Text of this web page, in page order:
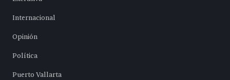
Internacional
Opinión
Política
Puerto Vallarta